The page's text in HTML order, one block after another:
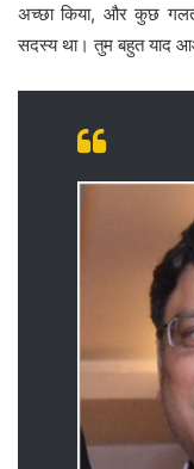
अच्छा किया, और कुछ
सदस्य था। तुम बहुत याद